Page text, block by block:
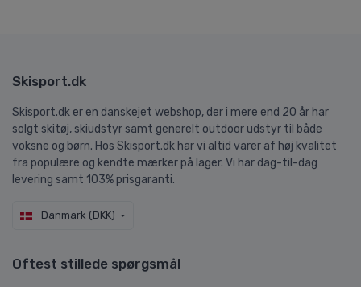
Skisport.dk
Skisport.dk er en danskejet webshop, der i mere end 20 år har
solgt skitøj, skiudstyr samt generelt outdoor udstyr til både
voksne og børn. Hos Skisport.dk har vi altid varer af høj kvalitet
fra populære og kendte mærker på lager. Vi har dag-til-dag
levering samt 103% prisgaranti.
Danmark (DKK)
Oftest stillede spørgsmål